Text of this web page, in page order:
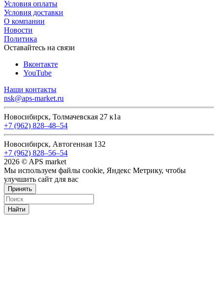
Условия оплаты
Условия доставки
О компании
Новости
Политика
Оставайтесь на связи
Вконтакте
YouTube
Наши контакты
nsk@aps-market.ru
Новосибирск, Толмачевская 27 к1а
+7 (962) 828‒48‒54
Новосибирск, Автогенная 132
+7 (962) 828‒56‒54
2026 © APS market
Мы используем файлы cookie, Яндекс Метрику, чтобы
улучшить сайт для вас
Принять
Найти